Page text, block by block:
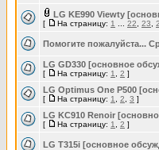
LG KE990 Viewty
[ На страницу: 1 22 23
Помогите пожалуйста...
LG GD330 [основное
[ На страницу: 1 2 ]
LG Optimus One P500
[ На страницу: 1 2 3 ]
LG KC910 Renoir
[ На страницу: 1 2 ]
LG T315i [основное